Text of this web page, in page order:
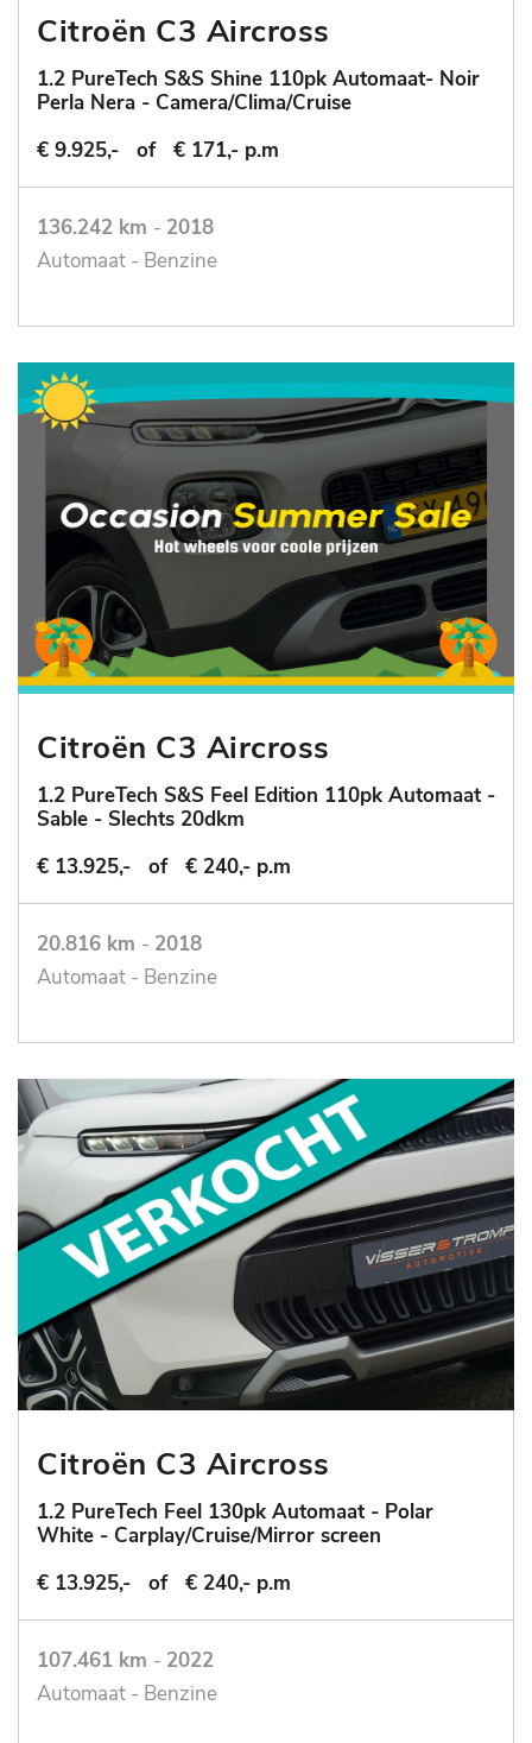
Citroën C3 Aircross
1.2 PureTech S&S Shine 110pk Automaat- Noir
Perla Nera - Camera/Clima/Cruise
€ 9.925,-
of € 171,- p.m
136.242 km - 2018
Automaat - Benzine
Citroën C3 Aircross
1.2 PureTech S&S Feel Edition 110pk Automaat -
Sable - Slechts 20dkm
€ 13.925,-
of € 240,- p.m
20.816 km - 2018
Automaat - Benzine
Citroën C3 Aircross
1.2 PureTech Feel 130pk Automaat - Polar
White - Carplay/Cruise/Mirror screen
€ 13.925,-
of € 240,- p.m
107.461 km - 2022
Automaat - Benzine